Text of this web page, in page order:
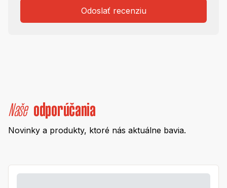
Odoslať recenziu
Naše odporúčania
Novinky a produkty, ktoré nás aktuálne bavia.